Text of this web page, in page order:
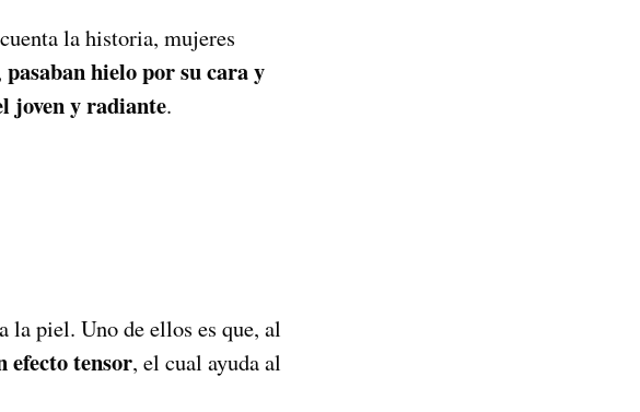
la historia, mujeres
pasaban hielo por su cara y
joven y radiante.
la piel. Uno de ellos es que, al
efecto tensor, el cual ayuda al